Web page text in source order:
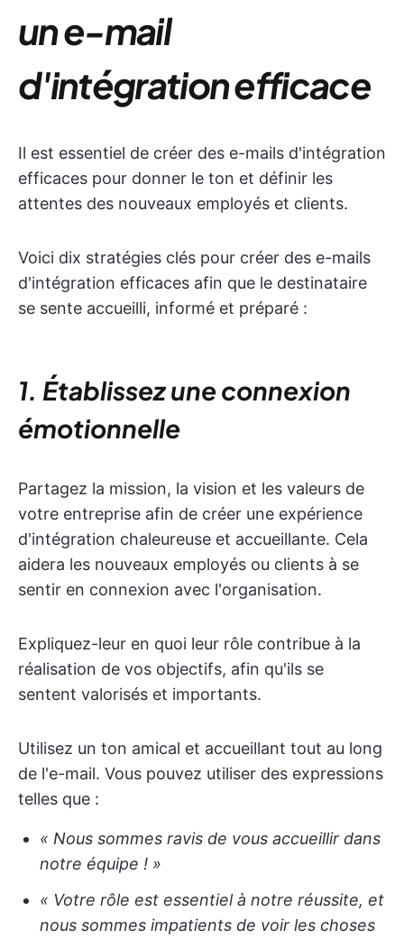
un e-mail
d'intégration efficace
Il est essentiel de créer des e-mails d'intégration
efficaces pour donner le ton et définir les
attentes des nouveaux employés et clients.
Voici dix stratégies clés pour créer des e-mails
d'intégration efficaces afin que le destinataire
se sente accueilli, informé et préparé :
1. Établissez une connexion
émotionnelle
Partagez la mission, la vision et les valeurs de
votre entreprise afin de créer une expérience
d'intégration chaleureuse et accueillante. Cela
aidera les nouveaux employés ou clients à se
sentir en connexion avec l'organisation.
Expliquez-leur en quoi leur rôle contribue à la
réalisation de vos objectifs, afin qu'ils se
sentent valorisés et importants.
Utilisez un ton amical et accueillant tout au long
de l'e-mail. Vous pouvez utiliser des expressions
telles que :
« Nous sommes ravis de vous accueillir dans
notre équipe ! »
« Votre rôle est essentiel à notre réussite, et
nous sommes impatients de voir les choses